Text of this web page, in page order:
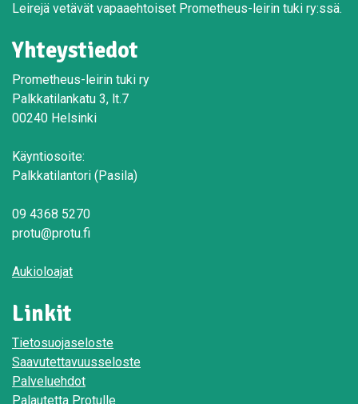
Leirejä vetävät vapaaehtoiset Prometheus-leirin tuki ry:ssä.
Yhteystiedot
Prometheus-leirin tuki ry
Palkkatilankatu 3, lt.7
00240 Helsinki
Käyntiosoite:
Palkkatilantori (Pasila)
09 4368 5270
protu@protu.fi
Aukioloajat
Linkit
Tietosuojaseloste
Saavutettavuusseloste
Palveluehdot
Palautetta Protulle